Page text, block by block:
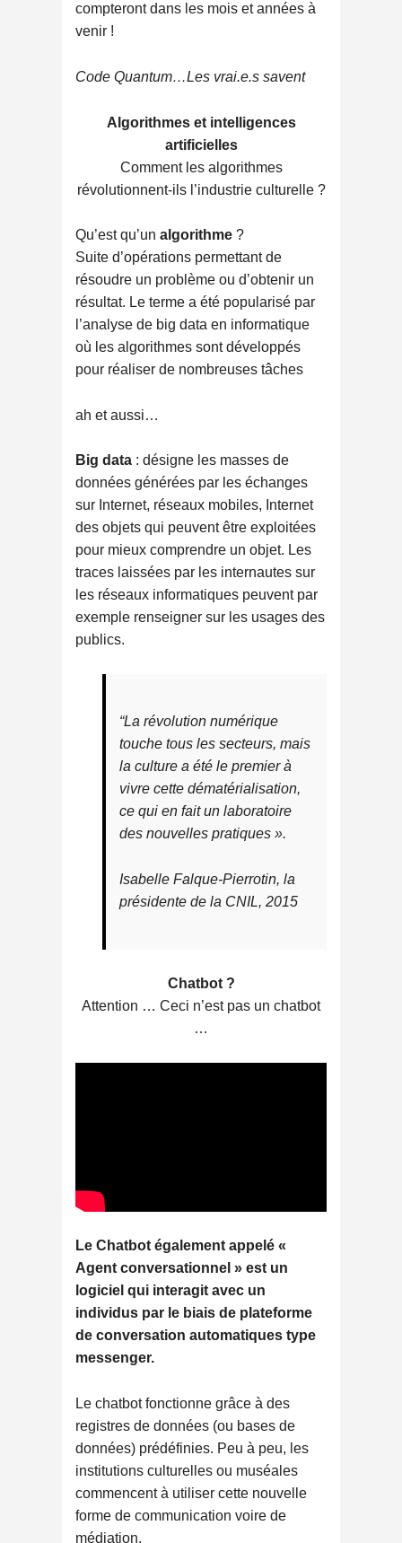
compteront dans les mois et années à
venir !
Code Quantum…Les vrai.e.s savent
Algorithmes et intelligences
artificielles
Comment les algorithmes
révolutionnent-ils l’industrie culturelle ?
Qu’est qu’un algorithme ?
Suite d’opérations permettant de
résoudre un problème ou d’obtenir un
résultat. Le terme a été popularisé par
l’analyse de big data en informatique
où les algorithmes sont développés
pour réaliser de nombreuses tâches
ah et aussi…
Big data : désigne les masses de
données générées par les échanges
sur Internet, réseaux mobiles, Internet
des objets qui peuvent être exploitées
pour mieux comprendre un objet. Les
traces laissées par les internautes sur
les réseaux informatiques peuvent par
exemple renseigner sur les usages des
publics.
“La révolution numérique
touche tous les secteurs, mais
la culture a été le premier à
vivre cette dématérialisation,
ce qui en fait un laboratoire
des nouvelles pratiques ».
Isabelle Falque-Pierrotin, la
présidente de la CNIL, 2015
Chatbot ?
Attention … Ceci n’est pas un chatbot
…
Le Chatbot également appelé «
Agent conversationnel » est un
logiciel qui interagit avec un
individus par le biais de plateforme
de conversation automatiques type
messenger.
Le chatbot fonctionne grâce à des
registres de données (ou bases de
données) prédéfinies. Peu à peu, les
institutions culturelles ou muséales
commencent à utiliser cette nouvelle
forme de communication voire de
médiation.